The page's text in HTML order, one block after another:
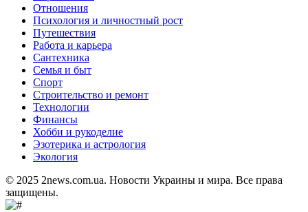
Отношения
Психология и личностный рост
Путешествия
Работа и карьера
Сантехника
Семья и быт
Спорт
Строительство и ремонт
Технологии
Финансы
Хобби и рукоделие
Эзотерика и астрология
Экология
© 2025 2news.com.ua. Новости Украины и мира. Все права
защищены.